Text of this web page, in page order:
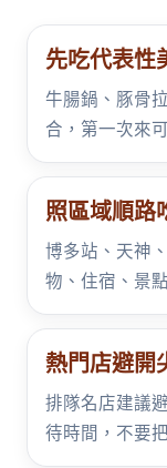
先吃代表性
牛腸鍋、豚骨
合，第一次來
照區域順路
博多站、天神
物、住宿、景
熱門店避開
排隊名店建議
待時間，不要